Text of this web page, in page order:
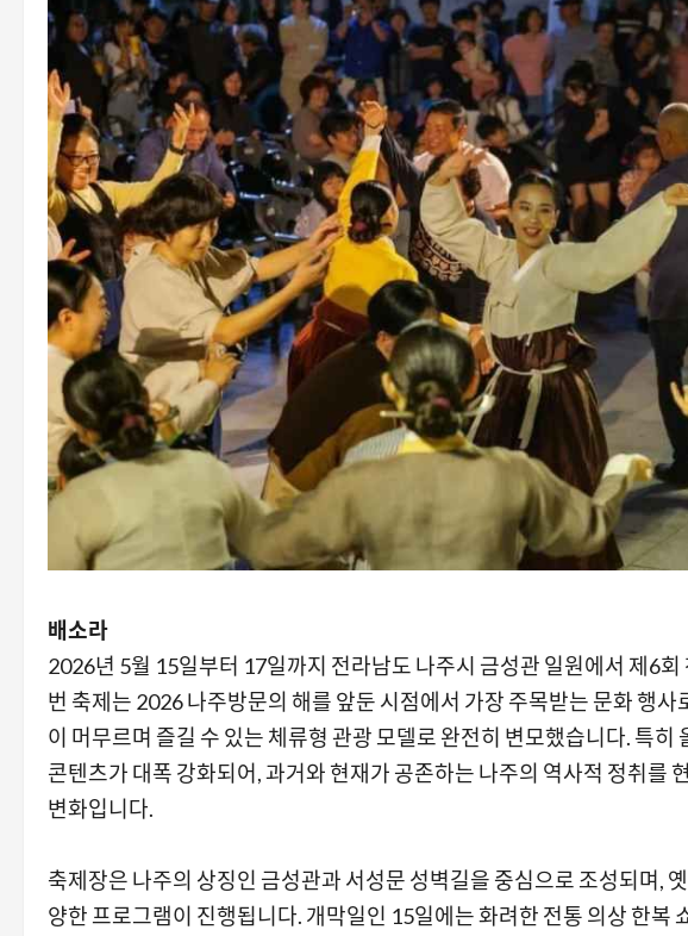
배소라
2026년 5월 15일부터 17일까지 전라남도 나주시 금성관 일원에서 제6
번 축제는 2026 나주방문의 해를 앞둔 시점에서 가장 주목받는 문화 행
이 머무르며 즐길 수 있는 체류형 관광 모델로 완전히 변모했습니다. 특히
콘텐츠가 대폭 강화되어, 과거와 현재가 공존하는 나주의 역사적 정취를
변화입니다.
축제장은 나주의 상징인 금성관과 서성문 성벽길을 중심으로 조성되며,
양한 프로그램이 진행됩니다. 개막일인 15일에는 화려한 전통 의상 한복